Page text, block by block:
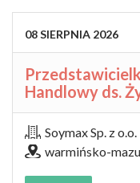
08SIERPNIA 2026
Handlowy ds.
Soymax Sp. z o.o.
warmińsko-